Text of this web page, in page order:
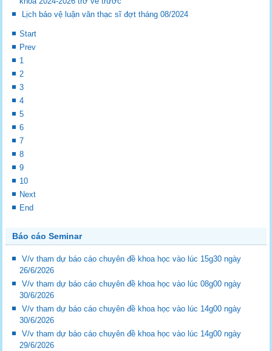
Lịch bảo vệ luận văn thạc sĩ đợt tháng 08/2024
Start
Prev
1
2
3
4
5
6
7
8
9
10
Next
End
Báo cáo Seminar
V/v tham dự báo cáo chuyên đề khoa học vào lúc 15g30 ngày
26/6/2026
V/v tham dự báo cáo chuyên đề khoa học vào lúc 08g00 ngày
30/6/2026
V/v tham dự báo cáo chuyên đề khoa học vào lúc 14g00 ngày
30/6/2026
V/v tham dự báo cáo chuyên đề khoa học vào lúc 14g00 ngày
29/6/2026